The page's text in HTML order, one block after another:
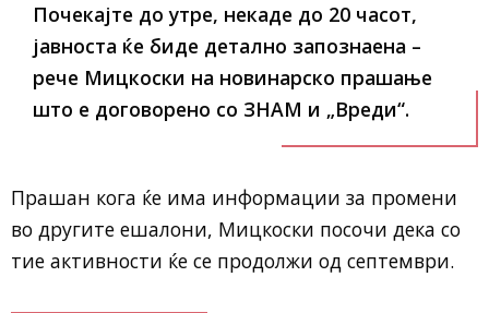
Почекајте до утре, некаде до 20 часот,
јавноста ќе биде детално запознаена –
рече Мицкоски на новинарско прашање
што е договорено со ЗНАМ и „Вреди“.
Прашан кога ќе има информации за промени
во другите ешалони, Мицкоски посочи дека со
тие активности ќе се продолжи од септември.